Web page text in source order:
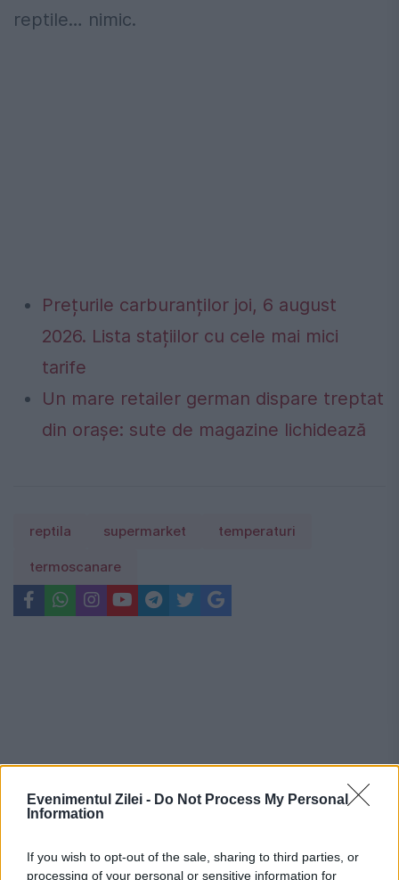
Evenimentul Zilei - Do Not Process My Personal
Information
If you wish to opt-out of the sale, sharing to third parties, or
processing of your personal or sensitive information for
reptile… nimic.
Prețurile carburanților joi, 6 august
2026. Lista stațiilor cu cele mai mici
tarife
Un mare retailer german dispare treptat
din orașe: sute de magazine lichidează
reptila supermarket temperaturi
termoscanare